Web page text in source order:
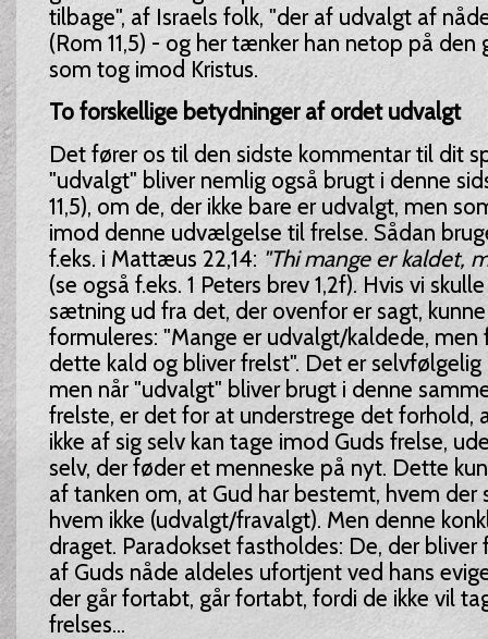
tilbage", af Israels folk, "der af udvalgt af
(Rom 11,5) - og her tænker han netop på den
som tog imod Kristus.
To forskellige betydninger af ordet udvalgt
Det fører os til den sidste kommentar til dit
"udvalgt" bliver nemlig også brugt i denne
11,5), om de, der ikke bare er udvalgt, men
imod denne udvælgelse til frelse. Sådan
f.eks. i Mattæus 22,14: "Thi mange er kaldet,
(se også f.eks. 1 Peters brev 1,2f). Hvis vi
sætning ud fra det, der ovenfor er sagt,
formuleres: "Mange er udvalgt/kaldede, men
dette kald og bliver frelst". Det er
men når "udvalgt" bliver brugt i denne
frelste, er det for at understrege det forhold,
ikke af sig selv kan tage imod Guds frelse,
selv, der føder et menneske på nyt. Dette
af tanken om, at Gud har bestemt, hvem der
hvem ikke (udvalgt/fravalgt). Men denne
draget. Paradokset fastholdes: De, der bliver
af Guds nåde aldeles ufortjent ved hans
der går fortabt, går fortabt, fordi de ikke vil
frelses...